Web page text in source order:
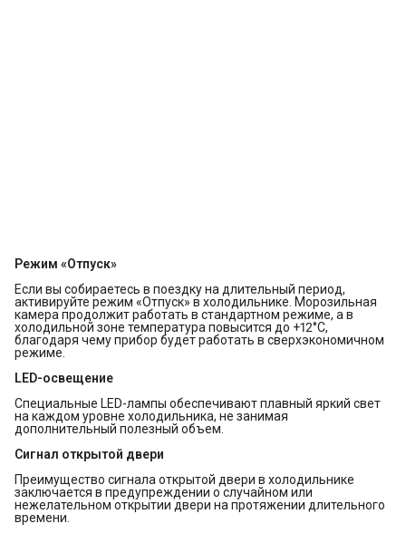
Режим «Отпуск»
Если вы собираетесь в поездку на длительный период,
активируйте режим «Отпуск» в холодильнике. Морозильная
камера продолжит работать в стандартном режиме, а в
холодильной зоне температура повысится до +12°С,
благодаря чему прибор будет работать в сверхэкономичном
режиме.
LED-освещение
Специальные LED-лампы обеспечивают плавный яркий свет
на каждом уровне холодильника, не занимая
дополнительный полезный объем.
Сигнал открытой двери
Преимущество сигнала открытой двери в холодильнике
заключается в предупреждении о случайном или
нежелательном открытии двери на протяжении длительного
времени.